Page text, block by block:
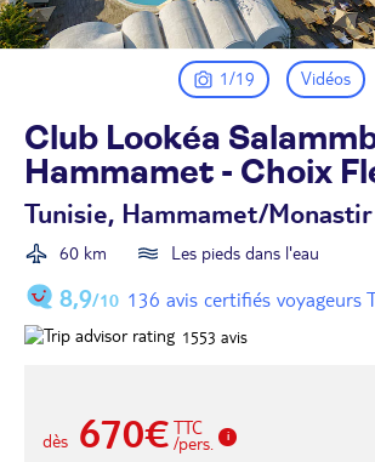
1/19 Vidéos
Club Lookéa
Hammamet - Choix
Tunisie, Hammamet/Monastir
60 km Les pieds dans l'eau
8,9/10 136 avis certifiés voyageurs
1553 avis
dès 670€ TTC
/pers.